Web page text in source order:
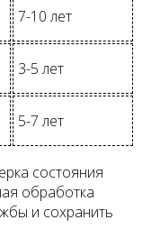
7-10 лет
3-5 лет
5-7 лет
состояния
обработка
и сохранить